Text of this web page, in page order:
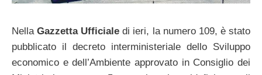
NellaGazzetta Ufficiale di ieri, la numero 109, è stato
pubblicato il decreto interministeriale dello Sviluppo
economico e dell’Ambiente approvato in Consiglio dei